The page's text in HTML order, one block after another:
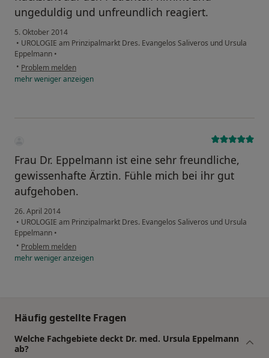
ungeduldig und unfreundlich reagiert.
5. Oktober 2014
• UROLOGIE am Prinzipalmarkt Dres. Evangelos Saliveros und Ursula
Eppelmann •
• Problem melden
mehrwenigeranzeigen
Frau Dr. Eppelmann ist eine sehr freundliche,
gewissenhafte Ärztin. Fühle mich bei ihr gut
aufgehoben.
26. April 2014
• UROLOGIE am Prinzipalmarkt Dres. Evangelos Saliveros und Ursula
Eppelmann •
• Problem melden
mehrwenigeranzeigen
Häufig gestellte Fragen
Welche Fachgebiete deckt Dr. med. Ursula Eppelmann
ab?